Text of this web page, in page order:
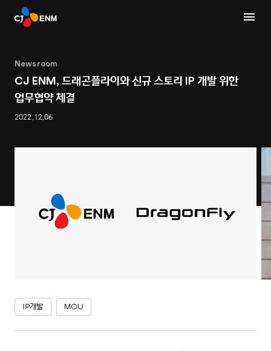
Newsroom
CJ ENM, 드래곤플라이와 신규 스토리 IP 개발 위한
업무협약 체결
2022.12.06
IP개발 MOU